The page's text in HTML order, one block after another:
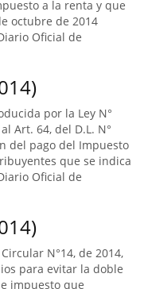
a la renta y que
octubre de 2014
Oficial de
por la Ley N°
Art. 64, del D.L. N°
del pago del Impuesto
que se indica
Oficial de
N°14, de 2014,
para evitar la doble
impuesto que